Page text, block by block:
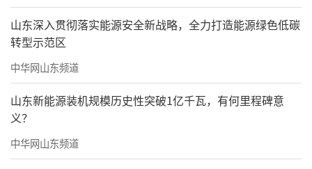
山东深入贯彻落实能源安全新战略，全力打造能源绿色低碳
转型示范区
中华网山东频道
山东新能源装机规模历史性突破1亿千瓦，有何里程碑意
义？
中华网山东频道